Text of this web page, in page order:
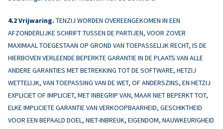
Vrijwaring. TENZIJ WORDEN OVEREENGEKOMEN IN EEN
AFZONDERLIJKE SCHRIFT TUSSEN DE PARTIJEN, VOOR ZOVER
MAXIMAAL TOEGESTAAN OP GROND VAN TOEPASSELIJK RECHT, IS DE
HIERBOVEN VERLEENDE BEPERKTE GARANTIE IN DE PLAATS VAN ALLE
ANDERE GARANTIES MET BETREKKING TOT DE SOFTWARE, HETZIJ
WETTELIJK, VAN TOEPASSING VAN DE WET, OF ANDERSZINS, EN HETZIJ
EXPLICIET OF IMPLICIET, MET INBEGRIP VAN, MAAR NIET BEPERKT TOT,
ELKE IMPLICIETE GARANTIE VAN VERKOOPBAARHEID, GESCHIKTHEID
VOOR EEN BEPAALD DOEL, NIET-INBREUK, EIGENDOM, NAUWKEURIGHEID